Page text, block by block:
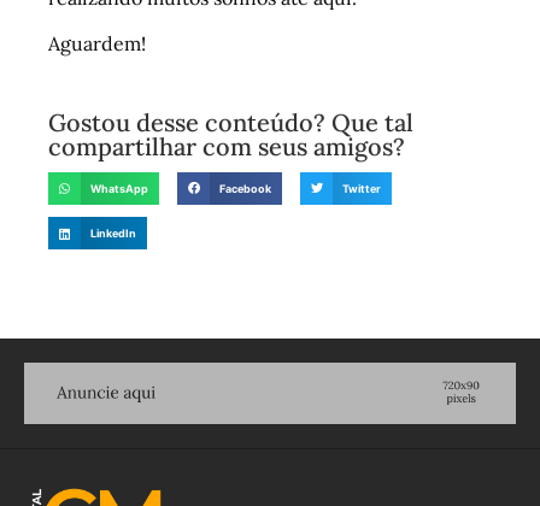
Aguardem!
Gostou desse conteúdo? Que tal
compartilhar com seus amigos?
WhatsApp Facebook Twitter
LinkedIn